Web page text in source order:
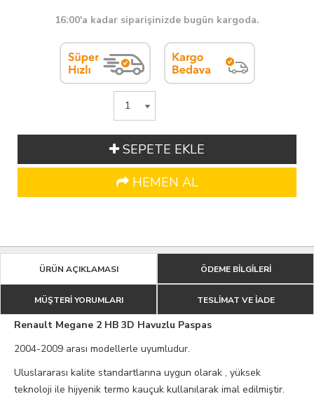
16:00'a kadar siparişinizde bugün kargoda.
SEPETE EKLE
HEMEN AL
ÜRÜN AÇIKLAMASI ÖDEME BİLGİLERİ
MÜŞTERİ YORUMLARI TESLİMAT VE İADE
Renault Megane 2 HB 3D Havuzlu Paspas
2004-2009 arası modellerle uyumludur.
Uluslararası kalite standartlarına uygun olarak , yüksek
teknoloji ile hijyenik termo kauçuk kullanılarak imal edilmiştir.